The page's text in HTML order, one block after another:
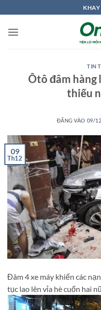
qua
nội
TIN
Ôtô đâm hàng
thiếu
ĐĂNG VÀO 09/
09
Th12
Đâm 4 xe máy khiến các
tục lao lên vỉa hè cuốn hai